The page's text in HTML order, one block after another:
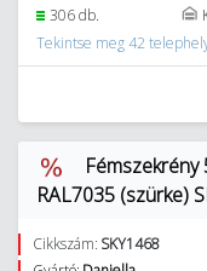
306 db.
Tekintse meg 42
RAL7035 (szürke)
Cikkszám: SKY1468